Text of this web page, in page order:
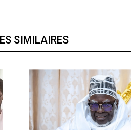
SIMILAIRES